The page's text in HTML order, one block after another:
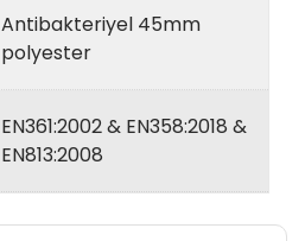
Antibakteriyel 45mm
polyester
EN361:2002 & EN358:2018 &
EN813:2008